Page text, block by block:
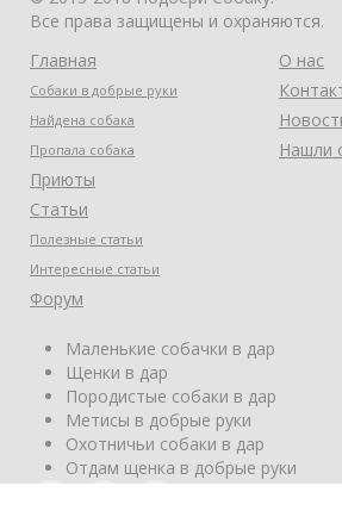
Все права защищены и охраняются.
Главная
Собаки в добрые руки
Найдена собака
Пропала собака
Приюты
Статьи
Полезные статьи
Интересные статьи
Форум
О нас
Нашли
Маленькие собачки в дар
Щенки в дар
Породистые собаки в дар
Метисы в добрые руки
Охотничьи собаки в дар
Отдам щенка в добрые руки